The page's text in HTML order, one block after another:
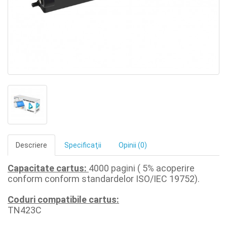
Descriere Specificaţii Opinii (0)
Capacitate cartus: 4000 pagini ( 5% acoperire
conform conform standardelor ISO/IEC 19752).
Coduri compatibile cartus:
TN423C